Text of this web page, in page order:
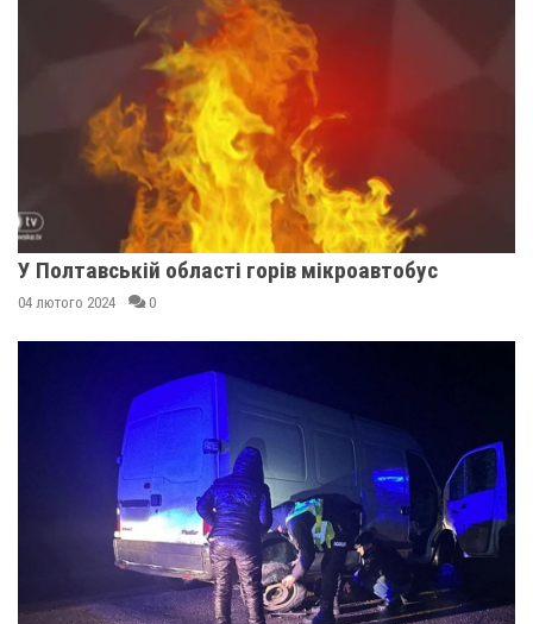
У Полтавській області горів мікроавтобус
04 лютого 2024 0